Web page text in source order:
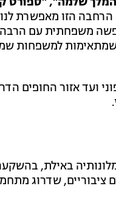
הזו מאפשרת
משפחתית עם הרבה
שמתאימות למשפחות
ועד אזור החופים
שדרוג